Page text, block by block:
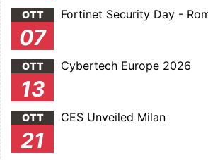
OTT
07
Fortinet Security Day -
OTT
13
Cybertech Europe 2026
OTT
21
CES Unveiled Milan